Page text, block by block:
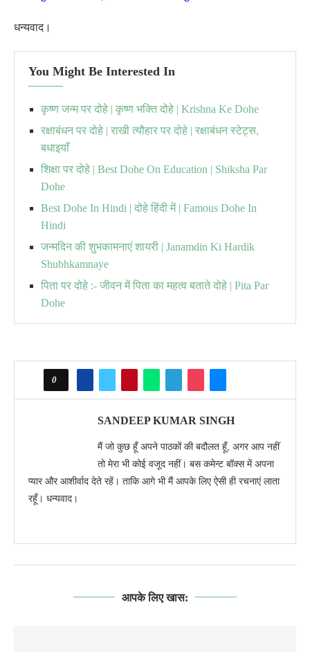
धन्यवाद।
You Might Be Interested In
कृष्ण जन्म पर दोहे | कृष्ण भक्ति दोहे | Krishna Ke Dohe
रक्षाबंधन पर दोहे | राखी त्यौहार पर दोहे | रक्षाबंधन स्टेट्स,
बधाइयाँ
शिक्षा पर दोहे | Best Dohe On Education | Shiksha Par
Dohe
Best Dohe In Hindi | दोहे हिंदी में | Famous Dohe In
Hindi
जन्मदिन की शुभकामनाएं शायरी | Janamdin Ki Hardik
Shubhkamnaye
पिता पर दोहे :- जीवन में पिता का महत्व बताते दोहे | Pita Par
Dohe
0
SANDEEP KUMAR SINGH
मैं जो कुछ हूँ अपने पाठकों की बदौलत हूँ, अगर आप नहीं
तो मेरा भी कोई वजूद नहीं। बस कमेन्ट बॉक्स में अपना
प्यार और आशीर्वाद देते रहें। ताकि आगे भी मैं आपके लिए ऐसी ही रचनाएं लाता
रहूँ। धन्यवाद।
आपके लिए खास: